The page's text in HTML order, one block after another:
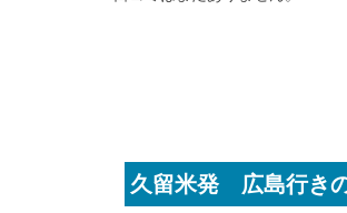
久留米発 広島行き